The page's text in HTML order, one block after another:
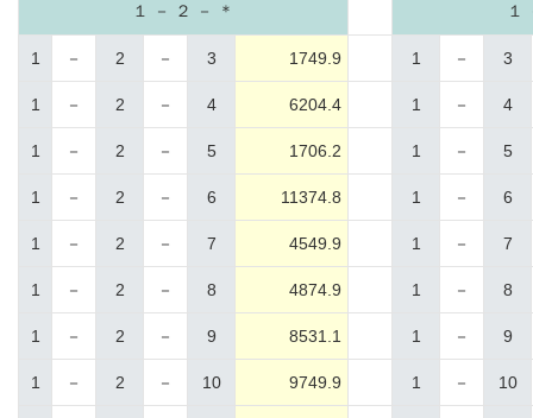
１ － ２ － ＊ １
1 － 2 － 3 1749.9 1 － 3
1 － 2 － 4 6204.4 1 － 4
1 － 2 － 5 1706.2 1 － 5
1 － 2 － 6 11374.8 1 － 6
1 － 2 － 7 4549.9 1 － 7
1 － 2 － 8 4874.9 1 － 8
1 － 2 － 9 8531.1 1 － 9
1 － 2 － 10 9749.9 1 － 10